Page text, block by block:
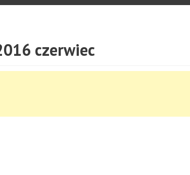
czerwiec